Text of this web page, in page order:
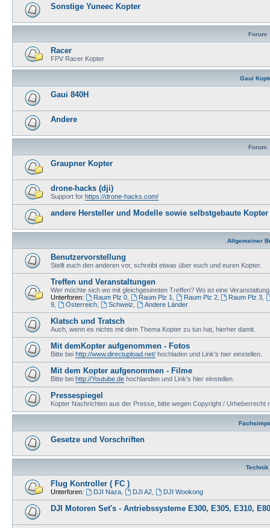
Sonstige Yuneec Kopter
Forum
Racer
FPV Racer Kopter
Gaui
Gaui 840H
Andere
Forum
Graupner Kopter
drone-hacks (dji)
Support for https://drone-hacks.com/
andere Hersteller und Modelle sowie selbstgebaute Kopter
Allgemeiner
Benutzervorstellung
Stellt euch den anderen vor, schreibt etwas über euch und euren Kopter.
Treffen und Veranstaltungen
Wer möchte sich wo mit gleichgesinnten Treffen? Wo ist eine
Unterforen:
Raum Plz 0, Raum Plz 1 Raum Plz 2, Raum Plz 3
9
Österreich, Schweiz Andere Länder
Klatsch und Tratsch
Auch, wenn es nichts mit dem Thema Kopter zu tun hat, hierher damit.
Mit demKopter aufgenommen - Fotos
Bitte bei http://www.directupload.net/ hochladen und Link's hier einstellen.
Mit dem Kopter aufgenommen - Filme
Bitte bei http://Youtube.de hochlanden und Link's hier einstellen.
Pressespiegel
Kopter Nachrichten aus der Presse, bitte wegen Copyright / Urheberrecht
Gesetze und Vorschriften
Technik
Flug Kontroller ( FC )
Unterforen: DJI Naza, DJI A2, DJI Wookong
DJI Motoren Set's - Antriebssysteme E300, E305, E310,